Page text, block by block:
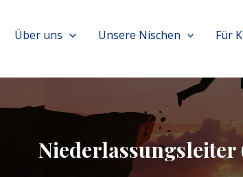
Über uns Unsere Nischen Für